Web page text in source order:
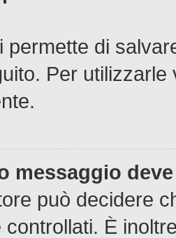
permette di
Per utilizzarle
messaggio
può decidere
È